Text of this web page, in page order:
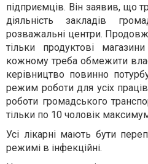
підприємців. Він заявив, що
діяльність закладів
розважальні центри.
тільки продуктові
кожному треба обмежити
керівництво повинно
режим роботи для усіх
роботи громадського
тільки по 10 чоловік
Усі лікарні мають бути
режимі в інфекційні.